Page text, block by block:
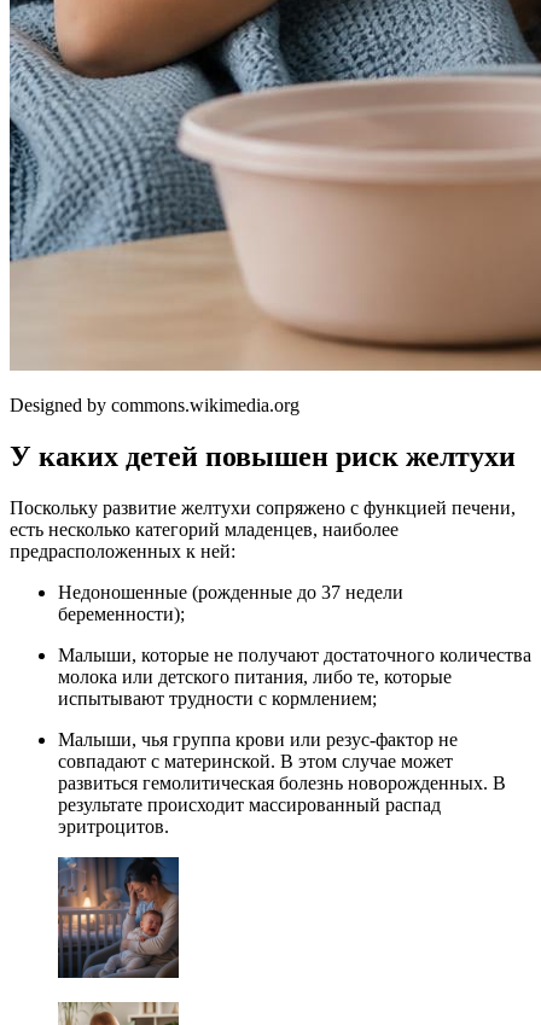
Designed by commons.wikimedia.org
У каких детей повышен риск желтухи
Поскольку развитие желтухи сопряжено с функцией печени,
есть несколько категорий младенцев, наиболее
предрасположенных к ней:
Недоношенные (рожденные до 37 недели
беременности);
Малыши, которые не получают достаточного количества
молока или детского питания, либо те, которые
испытывают трудности с кормлением;
Малыши, чья группа крови или резус-фактор не
совпадают с материнской. В этом случае может
развиться гемолитическая болезнь новорожденных. В
результате происходит массированный распад
эритроцитов.